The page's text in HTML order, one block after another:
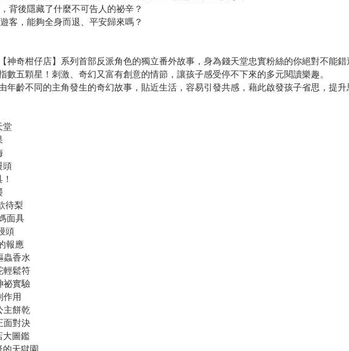
背後隱藏了什麼不可告人的祕辛？
客，能夠全身而退、平安歸來嗎？
神奇柑仔店】系列首部反派角色的獨立番外故事，身為錢天堂忠實粉絲的你絕對不能錯
數五顆星！刺激、奇幻又富有創意的情節，讓孩子感受停不下來的多元閱讀樂趣。
年齡不同的主角發生的奇幻故事，貼近生活，容易引發共感，藉此啟發孩子省思，提升
堂
頭
待梨
面具
頭
報應
蟲香水
輕鬆符
祕實驗
作用
主餅乾
面對決
大圖鑑
的天獄園